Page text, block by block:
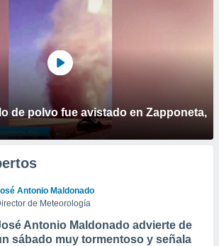
de polvo fue avistado en Zapponeta,
Antonio Maldonado
de Meteorología
Antonio Maldonado advierte de
sábado muy tormentoso y señala